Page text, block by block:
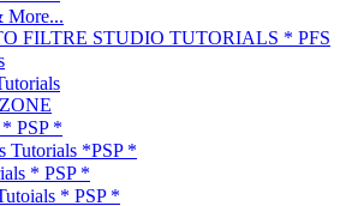
More...
FILTRE STUDIO TUTORIALS * PFS
PSP *
Tutorials *PSP *
* PSP *
* PSP *